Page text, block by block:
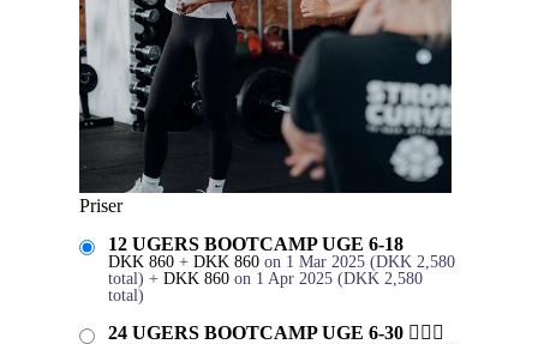
Priser
12 UGERS BOOTCAMP UGE 6-18
DKK 860 + DKK 860 on 1 Mar 2025 (DKK 2,580
total) + DKK 860 on 1 Apr 2025 (DKK 2,580
total)
24 UGERS BOOTCAMP UGE 6-30 🏋🏻‍♀️